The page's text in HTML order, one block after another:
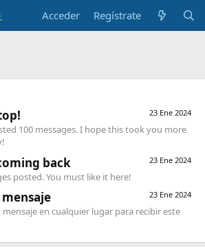
Acceder Regístrate
23 Ene 2024
100 messages. I hope this took you more
23 Ene 2024
back
posted. You must like it here!
23 Ene 2024
mensaje en cualquier lugar para recibir este